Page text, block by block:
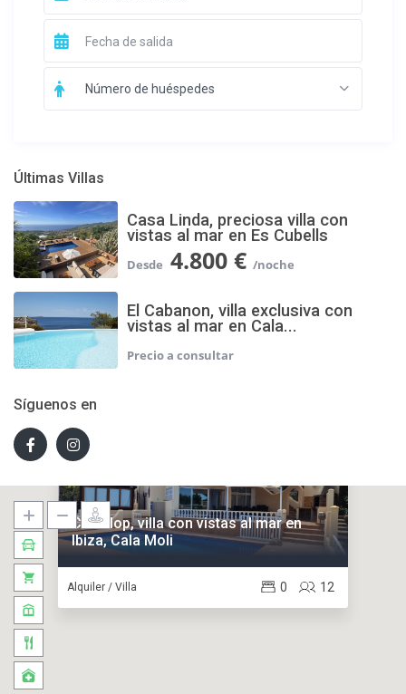
Número de huéspedes
Últimas Villas
Casa Linda, preciosa villa con
vistas al mar en Es Cubells
4.800 €
El Cabanon, villa exclusiva con
vistas al mar en Cala...
Síguenos en
Cas Llop, villa con vistas al mar en
Ibiza, Cala Moli
Alquiler / Villa 12
0